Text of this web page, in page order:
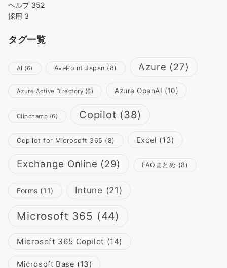
ヘルプ 352
採用 3
タグ一覧
AI (6) AvePoint Japan (8) Azure (27)
Azure Active Directory (6) Azure OpenAI (10)
Clipchamp (6) Copilot (38)
Copilot for Microsoft 365 (8) Excel (13)
Exchange Online (29) FAQまとめ (8)
Forms (11) Intune (21)
Microsoft 365 (44)
Microsoft 365 Copilot (14)
Microsoft Base (13)